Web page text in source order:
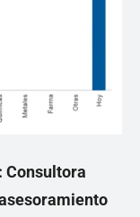
Consultora